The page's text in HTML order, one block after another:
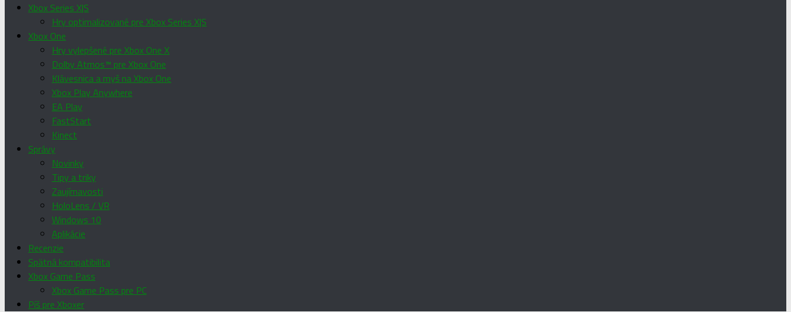
Xbox Series X|S
Hry optimalizované pre Xbox Series X|S
Xbox One
Hry vylepšené pre Xbox One X
Dolby Atmos™ pre Xbox One
Klávesnica a myš na Xbox One
Xbox Play Anywhere
EA Play
FastStart
Kinect
Správy
Novinky
Tipy a triky
Zaujímavosti
HoloLens / VR
Windows 10
Aplikácie
Recenzie
Spätná kompatibilita
Xbox Game Pass
Xbox Game Pass pre PC
Píš pre Xboxer